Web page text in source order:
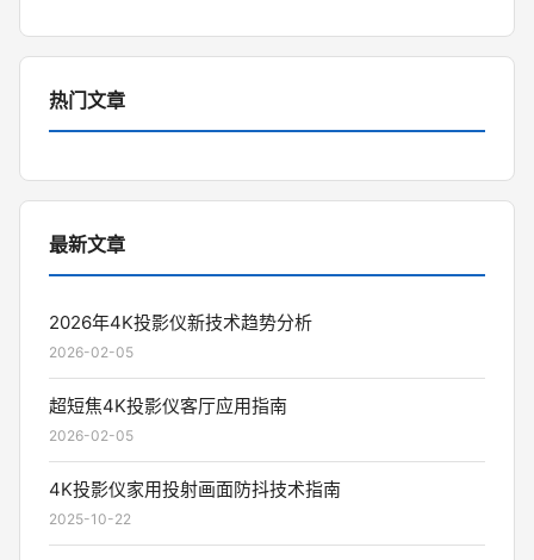
热门文章
最新文章
2026年4K投影仪新技术趋势分析
2026-02-05
超短焦4K投影仪客厅应用指南
2026-02-05
4K投影仪家用投射画面防抖技术指南
2025-10-22